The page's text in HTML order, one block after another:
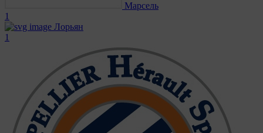
Марсель
1
Лорьян
1